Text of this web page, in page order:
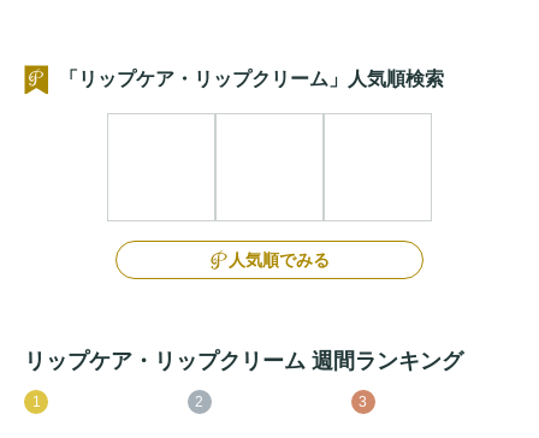
「リップケア・リップクリーム」人気順検索
人気順でみる
リップケア・リップクリーム 週間ランキング
1 2 3